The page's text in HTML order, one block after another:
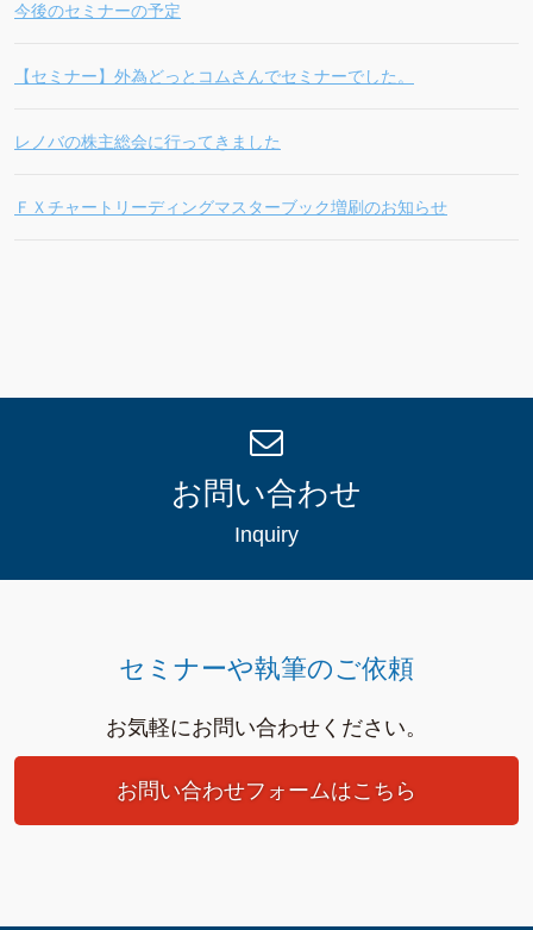
今後のセミナーの予定
【セミナー】外為どっとコムさんでセミナーでした。
レノバの株主総会に行ってきました
ＦＸチャートリーディングマスターブック増刷のお知らせ
お問い合わせ
Inquiry
セミナーや執筆のご依頼
お気軽にお問い合わせください。
お問い合わせフォームはこちら